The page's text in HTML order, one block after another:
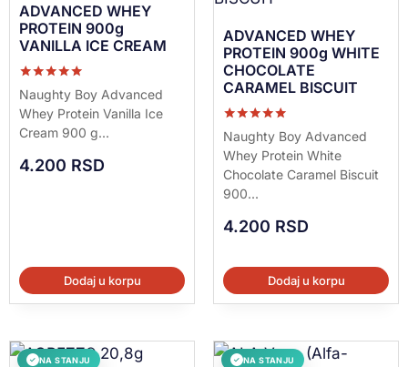
ADVANCED WHEY
PROTEIN 900g
VANILLA ICE CREAM
Ocenjeno sa
5.00
od 5
Naughty Boy Advanced
Whey Protein Vanilla Ice
Cream 900 g...
4.200 RSD
Dodaj u korpu
ADVANCED WHEY
PROTEIN 900g WHITE
CHOCOLATE
CARAMEL BISCUIT
Ocenjeno sa
5.00
od 5
Naughty Boy Advanced
Whey Protein White
Chocolate Caramel Biscuit
900...
4.200 RSD
Dodaj u korpu
✓ NA STANJU ✓ NA STANJU